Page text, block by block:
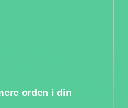
orden i din